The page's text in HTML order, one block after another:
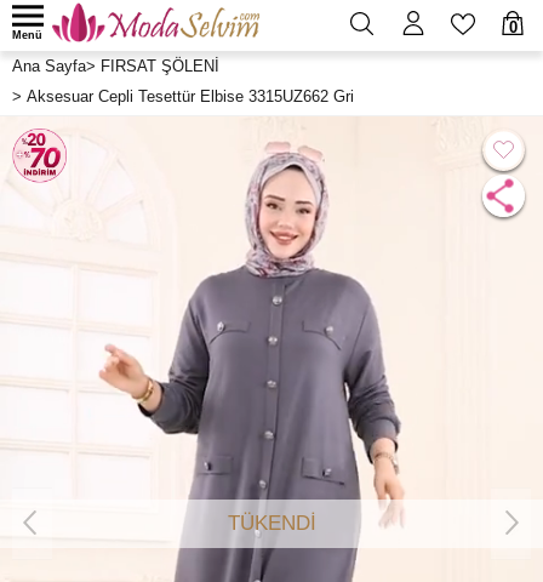
0
Menü
Ana Sayfa> FIRSAT ŞÖLENİ
> Aksesuar Cepli Tesettür Elbise 3315UZ662 Gri
TÜKENDİ